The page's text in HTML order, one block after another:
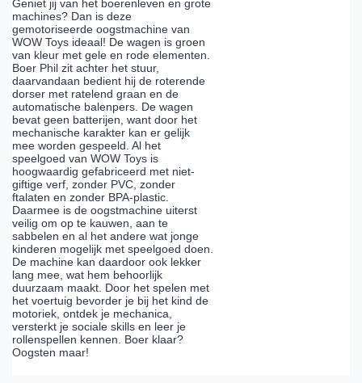
Geniet jij van het boerenleven en grote
machines? Dan is deze
gemotoriseerde oogstmachine van
WOW Toys ideaal! De wagen is groen
van kleur met gele en rode elementen.
Boer Phil zit achter het stuur,
daarvandaan bedient hij de roterende
dorser met ratelend graan en de
automatische balenpers. De wagen
bevat geen batterijen, want door het
mechanische karakter kan er gelijk
mee worden gespeeld. Al het
speelgoed van WOW Toys is
hoogwaardig gefabriceerd met niet-
giftige verf, zonder PVC, zonder
ftalaten en zonder BPA-plastic.
Daarmee is de oogstmachine uiterst
veilig om op te kauwen, aan te
sabbelen en al het andere wat jonge
kinderen mogelijk met speelgoed doen.
De machine kan daardoor ook lekker
lang mee, wat hem behoorlijk
duurzaam maakt. Door het spelen met
het voertuig bevorder je bij het kind de
motoriek, ontdek je mechanica,
versterkt je sociale skills en leer je
rollenspellen kennen. Boer klaar?
Oogsten maar!